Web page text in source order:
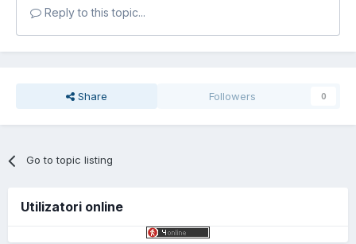
Reply to this topic...
Share Followers 0
Go to topic listing
Utilizatori online